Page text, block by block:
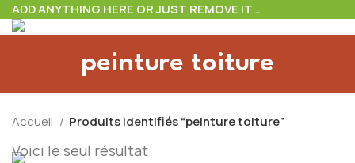
ADD ANYTHING HERE OR JUST REMOVE IT…
peinture toiture
Accueil Produits identifiés “peinture toiture”
Voici le seul résultat